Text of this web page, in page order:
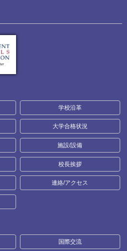
学校沿革
大学合格状況
施設/設備
校長挨拶
連絡/アクセス
国際交流